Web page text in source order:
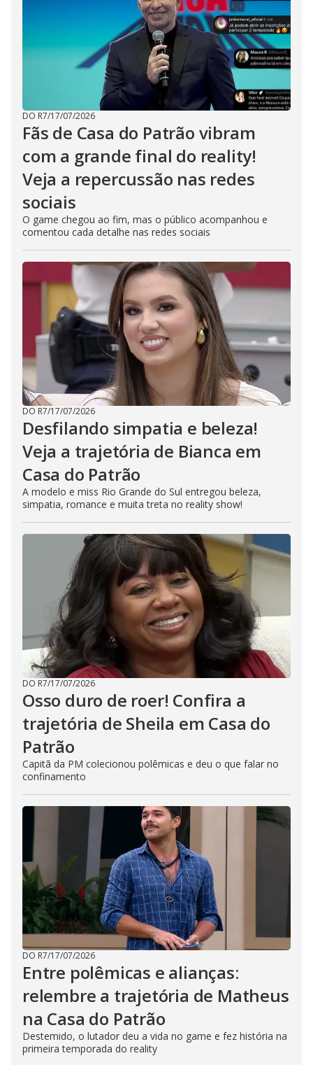
DO R7/17/07/2026
Fãs de Casa do Patrão vibram
com a grande final do reality!
Veja a repercussão nas redes
sociais
O game chegou ao fim, mas o público acompanhou e
comentou cada detalhe nas redes sociais
DO R7/17/07/2026
Desfilando simpatia e beleza!
Veja a trajetória de Bianca em
Casa do Patrão
A modelo e miss Rio Grande do Sul entregou beleza,
simpatia, romance e muita treta no reality show!
DO R7/17/07/2026
Osso duro de roer! Confira a
trajetória de Sheila em Casa do
Patrão
Capitã da PM colecionou polêmicas e deu o que falar no
confinamento
DO R7/17/07/2026
Entre polêmicas e alianças:
relembre a trajetória de Matheus
na Casa do Patrão
Destemido, o lutador deu a vida no game e fez história na
primeira temporada do reality